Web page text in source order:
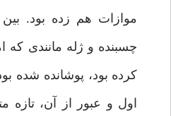
موازات هم زده بود. بين
چسبنده و ژله مانندى كه
كرده بود، پوشانده شده
اول و عبور از آن، تازه